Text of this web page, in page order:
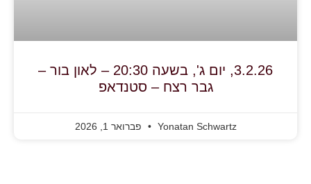
3.2.26, יום ג', בשעה 20:30 – לאון בור –
גבר רצח – סטנדאפ
Yonatan Schwartz פברואר 1, 2026